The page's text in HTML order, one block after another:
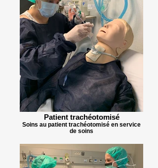
Patient trachéotomisé
Soins au patient trachéotomisé en service
de soins